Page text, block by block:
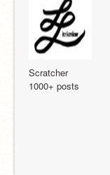
Scratcher
1000+ posts